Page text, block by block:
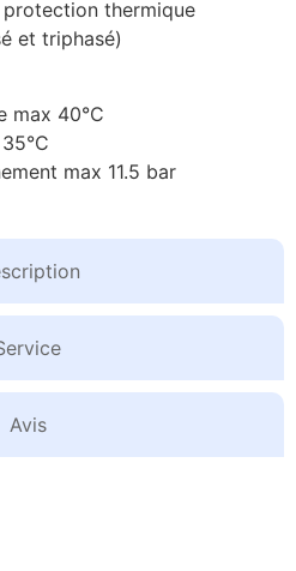
Avis
thermique
et triphasé)
max 40°C
max 11.5 bar